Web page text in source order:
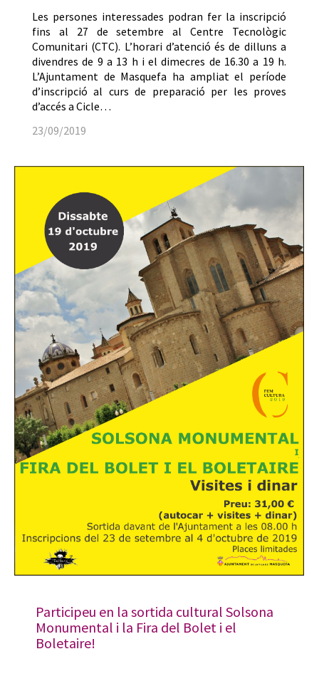
Les persones interessades podran fer la inscripció
fins al 27 de setembre al Centre Tecnològic
Comunitari (CTC). L’horari d’atenció és de dilluns a
divendres de 9 a 13 h i el dimecres de 16.30 a 19 h.
L’Ajuntament de Masquefa ha ampliat el període
d’inscripció al curs de preparació per les proves
d’accés a Cicle…
23/09/2019
Participeu en la sortida cultural Solsona
Monumental i la Fira del Bolet i el
Boletaire!